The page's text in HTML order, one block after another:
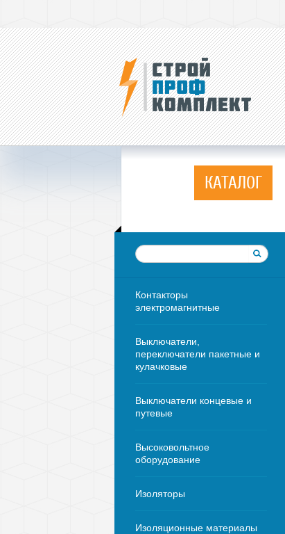
КАТАЛОГ
Контакторы
электромагнитные
Выключатели,
переключатели пакетные и
кулачковые
Выключатели концевые и
путевые
Высоковольтное
оборудование
Изоляторы
Изоляционные материалы